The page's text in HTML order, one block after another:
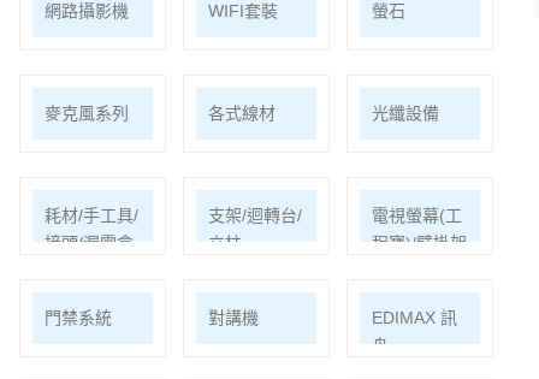
網路攝影機 WIFI套裝 螢石
麥克風系列 各式線材 光纖設備
耗材/手工具/
接頭/漏電盒
支架/迴轉台/
立柱
電視螢幕(工
程寶)/壁掛架
門禁系統 對講機
EDIMAX 訊
舟